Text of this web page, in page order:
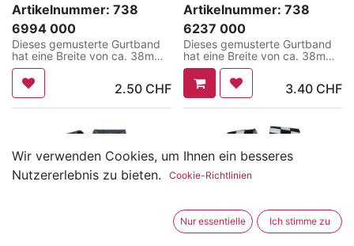
Artikelnummer: 738
6994 000
Dieses gemusterte Gurtband
hat eine Breite von ca. 38mm
und ist sehr angenehm zu
tragen.
Ein ganz besonderes Highlight
2.50CHF
Artikelnummer: 738
6237 000
Dieses gemusterte Gurtband
hat eine Breite von ca. 38mm
und ist sehr angenehm zu
tragen.
Ein ganz besonderes Highlight
3.40 CHF
Wir verwenden Cookies, um Ihnen ein besseres
Nutzererlebnis zu bieten.
Cookie-Richtlinien
Nur essentielle Ich stimme zu